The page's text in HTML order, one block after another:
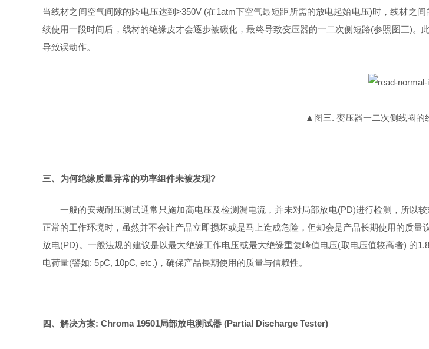
当线材之间空气间隙的跨电压达到>350V (在1atm下空气最短距所需的放电起始电压)时，线材之
续使用一段时间后，线材的绝缘皮才会逐步被碳化，最终导致变压器的一二次侧短路(参照图三)
导致误动作。
▲图三. 变压器⼀⼆次侧线圈的
三、为何绝缘质量异常的功率组件未被发现?
⼀般的安规耐压测试通常只施加高电压及检测漏电流，并未对局部放电(PD)进行检测，所以
正常的工作环境时，虽然并不会让产品立即损坏或是马上造成危险，但却会是产品长期使用的质
放电(PD)。一般法规的建议是以最大绝缘工作电压或最大绝缘重复峰值电压(取电压值较高者) 的
电荷量(譬如: 5pC, 10pC, etc.)，确保产品⻑期使用的质量与信赖性。
四、解决方案: Chroma 19501局部放电测试器 (Partial Discharge Tester)